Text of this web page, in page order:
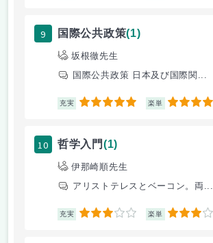
9 国際公共政策(1)
坂根徹先生
国際公共政策 日本及び国際関...
充実 5 楽単 5
10 哲学入門(1)
伊那崎順先生
アリストテレスとベーコン。両...
充実 3 楽単 3